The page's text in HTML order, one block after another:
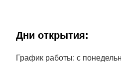
Дни открытия:
График работы: с